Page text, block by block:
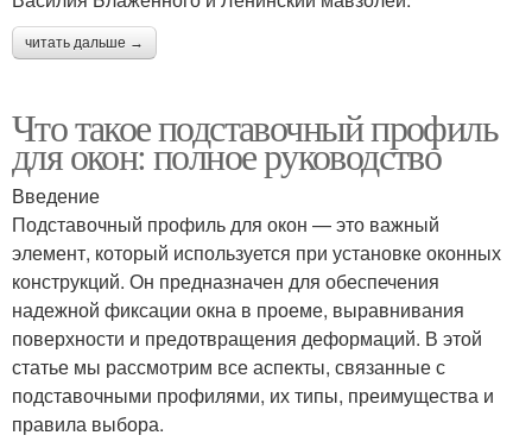
читать дальше →
Что такое подставочный профиль
для окон: полное руководство
Введение
Подставочный профиль для окон — это важный
элемент, который используется при установке оконных
конструкций. Он предназначен для обеспечения
надежной фиксации окна в проеме, выравнивания
поверхности и предотвращения деформаций. В этой
статье мы рассмотрим все аспекты, связанные с
подставочными профилями, их типы, преимущества и
правила выбора.